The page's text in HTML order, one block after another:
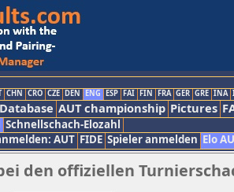
CHN CRO CZE DEN ENG ESP FAI FIN FRA GER GRE INA
AUT championship Pictures
Schnellschach-Elozahl
AUT FIDE Spieler anmelden Elo
den offiziellen